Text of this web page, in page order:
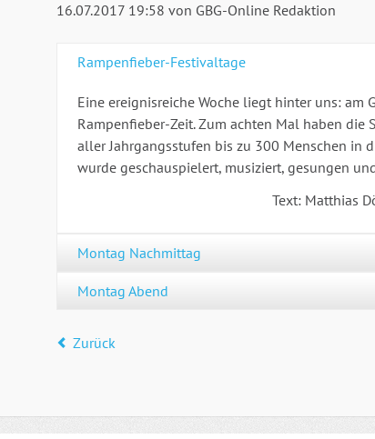
16.07.2017 19:58 von GBG-Online Redaktion
Rampenfieber-Festivaltage
Eine ereignisreiche Woche liegt hinter uns: am
Rampenfieber-Zeit. Zum achten Mal haben die
aller Jahrgangsstufen bis zu 300 Menschen in
wurde geschauspielert, musiziert, gesungen
Text: Matthias
Montag Nachmittag
Montag Abend
Zurück